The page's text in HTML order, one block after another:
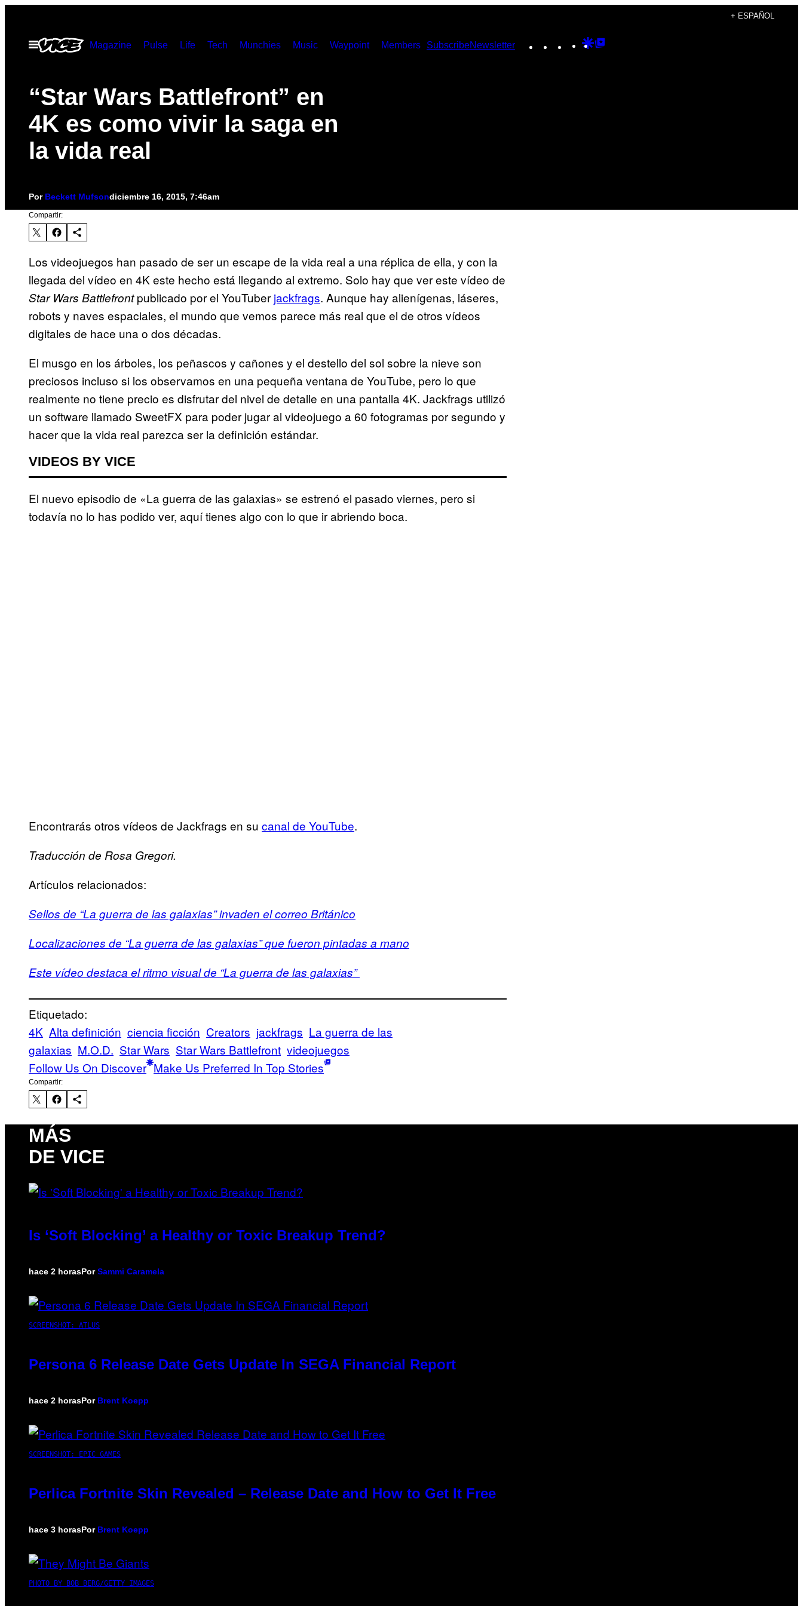
contenido
+ ESPAÑOL
Abrir
Menú
Magazine Pulse Life Tech Munchies Music Waypoint Members SubscribeNewsletter Instagram
TikTokYouTube
Google
“Star Wars Battlefront” en
4K es como vivir la saga en
la vida real
Por Beckett Mufsondiciembre 16, 2015, 7:46am
Compartir:
Los videojuegos han pasado de ser un escape de la vida real a una réplica de ella, y con la
llegada del vídeo en 4K este hecho está llegando al extremo. Solo hay que ver este vídeo de
Star Wars Battlefrontpublicado por el YouTuber jackfrags. Aunque hay alienígenas, láseres,
robots y naves espaciales, el mundo que vemos parece más real que el de otros vídeos
digitales de hace una o dos décadas.
El musgo en los árboles, los peñascos y cañones y el destello del sol sobre la nieve son
preciosos incluso si los observamos en una pequeña ventana de YouTube, pero lo que
realmente no tiene precio es disfrutar del nivel de detalle en una pantalla 4K. Jackfrags utilizó
un software llamado SweetFX para poder jugar al videojuego a 60 fotogramas por segundo y
hacer que la vida real parezca ser la definición estándar.
VIDEOS BY VICE
El nuevo episodio de «La guerra de las galaxias» se estrenó el pasado viernes, pero si
todavía no lo has podido ver, aquí tienes algo con lo que ir abriendo boca.
Encontrarás otros vídeos de Jackfrags en su canal de YouTube.
Traducción de Rosa Gregori.
Artículos relacionados:
Sellos de “La guerra de las galaxias” invaden el correo Británico
Localizaciones de “La guerra de las galaxias” que fueron pintadas a mano
Este vídeo destaca el ritmo visual de “La guerra de las galaxias”
Etiquetado:
4K Alta definición ciencia ficción Creators jackfrags La guerra de las
galaxias M.O.D. Star Wars Star Wars Battlefront videojuegos
Follow Us On Discover Make Us Preferred In Top Stories
Compartir:
MÁS
DE VICE
Is ‘Soft Blocking’ a Healthy or Toxic Breakup Trend?
hace 2 horasPorSammi Caramela
SCREENSHOT: ATLUS
Persona 6 Release Date Gets Update In SEGA Financial Report
hace 2 horasPor Brent Koepp
SCREENSHOT: EPIC GAMES
Perlica Fortnite Skin Revealed – Release Date and How to Get It Free
hace 3 horasPor Brent Koepp
PHOTO BY BOB BERG/GETTY IMAGES